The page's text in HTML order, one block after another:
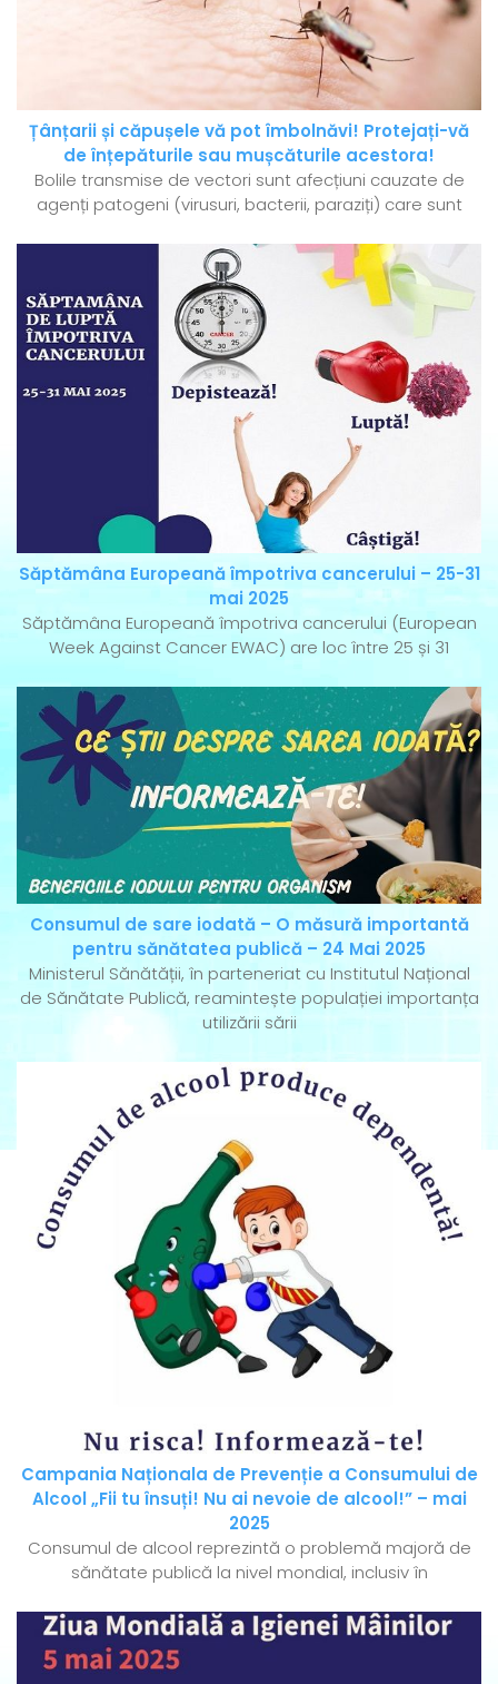
Țânțarii și căpușele vă pot îmbolnăvi! Protejați-vă
de înțepăturile sau mușcăturile acestora!
Bolile transmise de vectori sunt afecțiuni cauzate de
agenți patogeni (virusuri, bacterii, paraziți) care sunt
Săptămâna Europeană împotriva cancerului – 25-31
mai 2025
Săptămâna Europeană împotriva cancerului (European
Week Against Cancer EWAC) are loc între 25 și 31
Consumul de sare iodată – O măsură importantă
pentru sănătatea publică – 24 Mai 2025
Ministerul Sănătății, în parteneriat cu Institutul Național
de Sănătate Publică, reamintește populației importanța
utilizării sării
Campania Naționala de Prevenție a Consumului de
Alcool „Fii tu însuți! Nu ai nevoie de alcool!” – mai
2025
Consumul de alcool reprezintă o problemă majoră de
sănătate publică la nivel mondial, inclusiv în